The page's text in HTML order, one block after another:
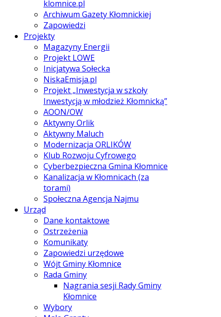
klomnice.pl
Archiwum Gazety Kłomnickiej
Zapowiedzi
Projekty
Magazyny Energii
Projekt LOWE
Inicjatywa Sołecka
NiskaEmisja.pl
Projekt „Inwestycja w szkoły
Inwestycją w młodzież Kłomnicką”
AOON/OW
Aktywny Orlik
Aktywny Maluch
Modernizacja ORLIKÓW
Klub Rozwoju Cyfrowego
Cyberbezpieczna Gmina Kłomnice
Kanalizacja w Kłomnicach (za
torami)
Społeczna Agencja Najmu
Urząd
Dane kontaktowe
Ostrzeżenia
Komunikaty
Zapowiedzi urzędowe
Wójt Gminy Kłomnice
Rada Gminy
Nagrania sesji Rady Gminy
Kłomnice
Wybory